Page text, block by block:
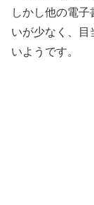
しかし他の電
いが少なく、
いようです。